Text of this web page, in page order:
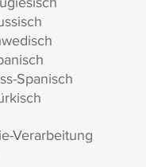
Spanisch
Verarbeitung